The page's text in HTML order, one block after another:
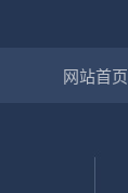
网站首页